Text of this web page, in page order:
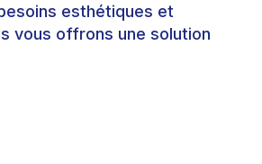
esthétiques et
vous offrons une solution